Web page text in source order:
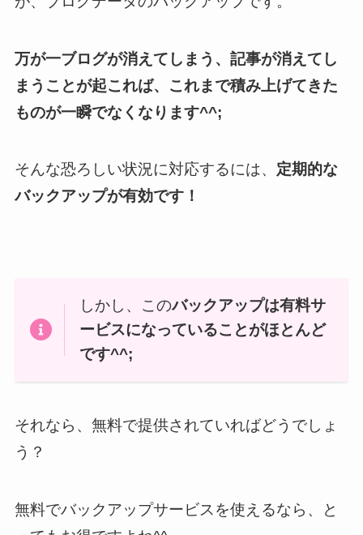
万が一ブログが消えてしまう、記事が消えてし
まうことが起これば、これまで積み上げてきた
ものが一瞬でなくなります^^;
そんな恐ろしい状況に対応するには、 定期的な
バックアップが有効です！
しかし、このバックアップは有料サ
ービスになっていることがほとんど
です^^;
それなら、無料で提供されていればどうでしょ
う？
無料でバックアップサービスを使えるなら、と